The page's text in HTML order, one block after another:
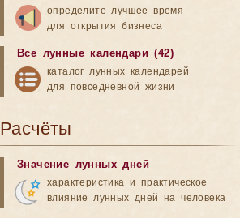
определите лучшее время
для открытия бизнеса
Все лунные календари (42)
каталог лунных календарей
для повседневной жизни
Расчёты
Значение лунных дней
характеристика и практическое
влияние лунных дней на человека